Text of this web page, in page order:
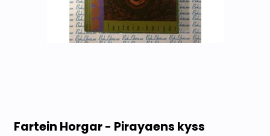
Fartein Horgar - Pirayaens kyss